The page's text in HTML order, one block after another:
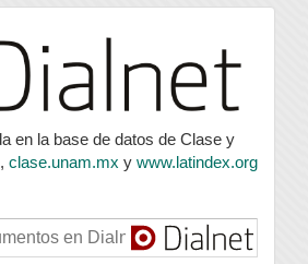
en la base de datos de Clase y
clase.unam.mx y www.latindex.org